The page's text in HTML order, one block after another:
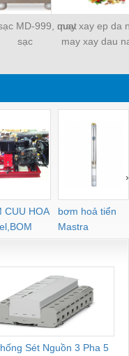
MD-999, quạt
sạc
may xay ep da
may xay dau
CUU HOA
CHAY
bơm hoả tiển
Mastra
›
Sét Nguồn 3 Pha 5